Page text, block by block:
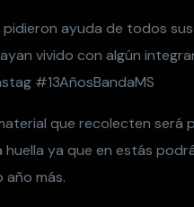
pidieron ayuda de todos
vivido con algún
#13AñosBandaMS
que recolecten será
huella ya que en estás
más.